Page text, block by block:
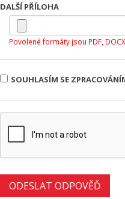
DALŠÍ PŘÍLOHA
Povolené formáty jsou PDF,
SOUHLASÍM SE